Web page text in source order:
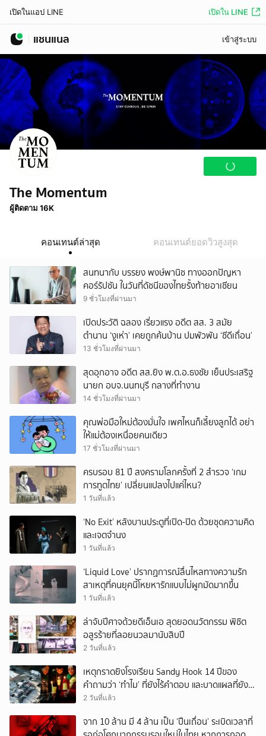
เปิดในแอป LINE เปิดใน LINE
แชนแนล เข้าสู่ระบบ
The Momentum
ผู้ติดตาม 16K
คอนเทนต์ล่าสุด คอนเทนต์ยอดวิวสูงสุด
สนทนากับ บรรยง พงษ์พานิช ทางออกปัญหา
คอร์รัปชัน ในวันที่ดัชนีของไทยรั้งท้ายอาเซียน
9 ชั่วโมงที่ผ่านมา
เปิดประวัติ ฉลอง เรี่ยวแรง อดีต สส. 3 สมัย
ตำนาน ‘งูเห่า’ เคยถูกค้นบ้าน ปมพัวพัน ‘ซีดีเถื่อน’
13 ชั่วโมงที่ผ่านมา
สุดอุกอาจ อดีต สส.ยิง พ.ต.อ.ธงชัย เย็นประเสริฐ
นายก อบจ.นนทบุรี กลางที่ทำงาน
14 ชั่วโมงที่ผ่านมา
คุณพ่อมือใหม่ต้องมั่นใจ เพศไหนก็เลี้ยงลูกได้ อย่า
ให้แม่ต้องเหนื่อยคนเดียว
17 ชั่วโมงที่ผ่านมา
ครบรอบ 81 ปี สงครามโลกครั้งที่ 2 สำรวจ ‘เกม
การทูตไทย’ เปลี่ยนแปลงไปแค่ไหน?
1 วันที่แล้ว
‘No Exit’ หลังบานประตูที่เปิด-ปิด ด้วยชุดความคิด
และเจตจำนง
1 วันที่แล้ว
‘Liquid Love’ ปรากฏการณ์ลื่นไหลทางความรัก
สาเหตุที่คนยุคนี้โหยหารักแบบไม่ผูกมัดมากขึ้น
1 วันที่แล้ว
ล่าจับปีศาจด้วยดีเอ็นเอ สุดยอดนวัตกรรม พิชิต
อสูรร้ายที่ลอยนวลมานับสิบปี
2 วันที่แล้ว
เหตุกราดยิงโรงเรียน Sandy Hook 14 ปีของ
คำถามว่า ‘ทำไม’ ที่ยังไร้คำตอบ และบาดแผลที่ยัง
ทวงความรับผิดชอบไม่จบ
2 วันที่แล้ว
จาก 10 ล้าน มี 4 ล้าน เป็น ‘ปืนเถื่อน’ ระเบิดเวลาที่